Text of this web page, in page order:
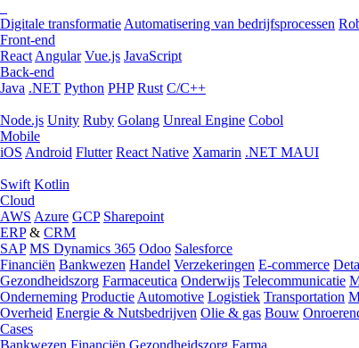
Digitale transformatie Automatisering van bedrijfsprocessen
Front-end
React Angular Vue.js JavaScript
Back-end
Java .NET Python PHP Rust C/C++
Node.js Unity Ruby Golang Unreal Engine Cobol
Mobile
iOS Android Flutter React Native Xamarin .NET MAUI
Swift Kotlin
Cloud
AWS Azure GCP Sharepoint
ERP& CRM
SAP MS Dynamics 365 Odoo Salesforce
Financiën Bankwezen Handel Verzekeringen E-commerce
Gezondheidszorg Farmaceutica Onderwijs Telecommunicatie
Onderneming Productie Automotive Logistiek Transportation
Overheid Energie & Nutsbedrijven Olie & gas Bouw
Cases
Bankwezen Financiën Gezondheidszorg Farma